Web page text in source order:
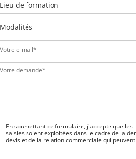
Lieu de formation
Modalités
En soumettant ce formulaire, j'accepte que les
saisies soient exploitées dans le cadre de la
devis et de la relation commerciale qui